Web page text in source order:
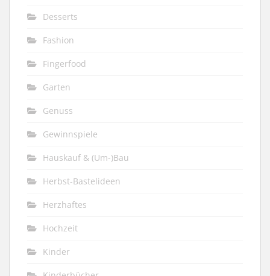
Desserts
Fashion
Fingerfood
Garten
Genuss
Gewinnspiele
Hauskauf & (Um-)Bau
Herbst-Bastelideen
Herzhaftes
Hochzeit
Kinder